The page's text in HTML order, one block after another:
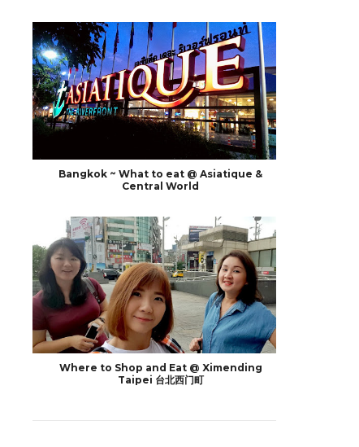
Bangkok ~ What to eat @ Asiatique &
Central World
Where to Shop and Eat @ Ximending
Taipei 台北西门町